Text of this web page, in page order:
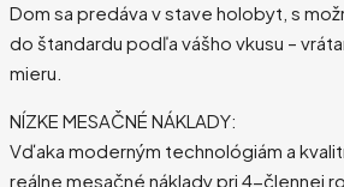
Dom sa predáva v stave holobyt, s
do štandardu podľa vášho vkusu –
mieru.
NÍZKE MESAČNÉ NÁKLADY:
Vďaka moderným technológiám a
reálne mesačné náklady pri 4-člennej